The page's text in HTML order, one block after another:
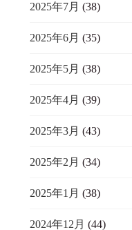
2025年7月 (38)
2025年6月 (35)
2025年5月 (38)
2025年4月 (39)
2025年3月 (43)
2025年2月 (34)
2025年1月 (38)
2024年12月 (44)